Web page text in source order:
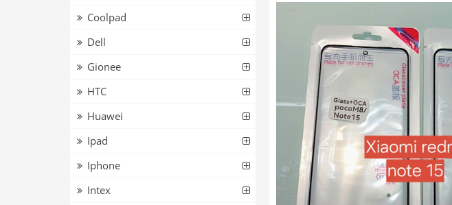
Coolpad
Dell
Gionee
HTC
Huawei
Ipad
Iphone
Intex